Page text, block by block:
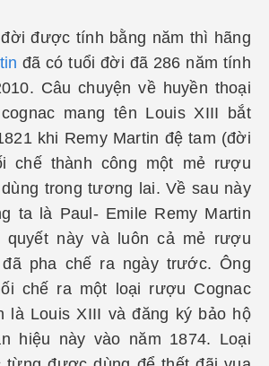
được tính bằng năm thì hãng
đã có tuổi đời đã 286 năm tính
Câu chuyện về huyền thoại
mang tên Louis XIII bắt
khi Remy Martin đệ tam (đời
chế thành công một mẻ rượu
trong tương lai. Về sau này
ta là Paul- Emile Remy Martin
này và luôn cả mẻ rượu
pha chế ra ngày trước. Ông
chế ra một loại rượu Cognac
là Louis XIII và đăng ký bảo hộ
hiệu này vào năm 1874. Loại